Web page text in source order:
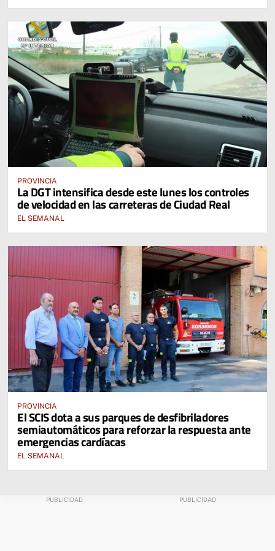
PROVINCIA
La DGT intensifica desde este lunes los controles
de velocidad en las carreteras de Ciudad Real
EL SEMANAL
PROVINCIA
El SCIS dota a sus parques de desfibriladores
semiautomáticos para reforzar la respuesta ante
emergencias cardíacas
EL SEMANAL